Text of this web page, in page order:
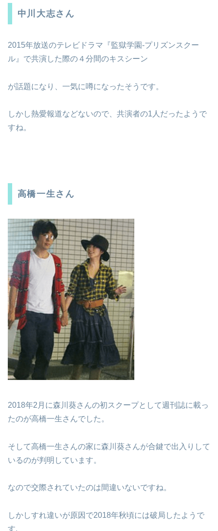
中川大志さん
2015年放送のテレビドラマ『監獄学園-プリズンスクー
ル』で共演した際の４分間のキスシーン
が話題になり、一気に噂になったそうです。
しかし熱愛報道などないので、共演者の1人だったようで
すね。
高橋一生さん
2018年2月に森川葵さんの初スクープとして週刊誌に載っ
たのが高橋一生さんでした。
そして高橋一生さんの家に森川葵さんが合鍵で出入りして
いるのが判明しています。
なので交際されていたのは間違いないですね。
しかしすれ違いが原因で2018年秋頃には破局したようで
す.